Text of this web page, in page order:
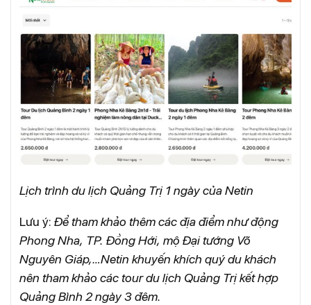
Lịch trình du lịch Quảng Trị 1 ngày của Netin
Lưu ý: Để tham khảo thêm các địa điểm như động
Phong Nha, TP. Đồng Hới, mộ Đại tướng Võ
Nguyên Giáp,…Netin khuyến khích quý du khách
nên tham khảo các tour du lịch Quảng Trị kết hợp
Quảng Bình 2 ngày 3 đêm.